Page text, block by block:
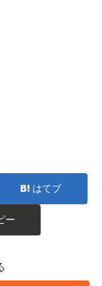
はてブ
ー